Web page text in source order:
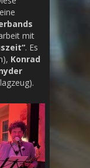
mit
. Es
Konrad